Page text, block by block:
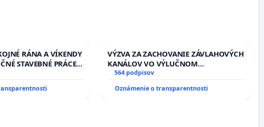
RÁNA A VÍKENDY
STAVEBNÉ PRÁCE
9.00 DO 13.00
A PRAVIDELNÁ
VÝZVA ZA ZACHOVANIE ZÁVLAHOVÝCH
KANÁLOV VO VÝLUČNOM
VLASTNÍCTVE A POD KONTROLOU
riešenie zanedbaného stavu
564 podpisov
Oznámenie o transparentnosti